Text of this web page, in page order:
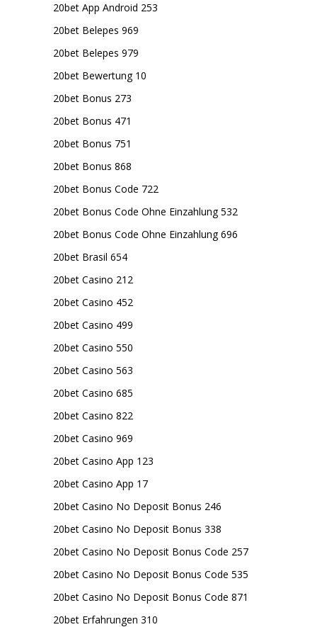
20bet App Android 253
20bet Belepes 969
20bet Belepes 979
20bet Bewertung 10
20bet Bonus 273
20bet Bonus 471
20bet Bonus 751
20bet Bonus 868
20bet Bonus Code 722
20bet Bonus Code Ohne Einzahlung 532
20bet Bonus Code Ohne Einzahlung 696
20bet Brasil 654
20bet Casino 212
20bet Casino 452
20bet Casino 499
20bet Casino 550
20bet Casino 563
20bet Casino 685
20bet Casino 822
20bet Casino 969
20bet Casino App 123
20bet Casino App 17
20bet Casino No Deposit Bonus 246
20bet Casino No Deposit Bonus 338
20bet Casino No Deposit Bonus Code 257
20bet Casino No Deposit Bonus Code 535
20bet Casino No Deposit Bonus Code 871
20bet Erfahrungen 310